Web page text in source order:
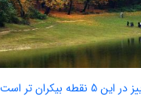
این 5 نقطه بیکران تر است